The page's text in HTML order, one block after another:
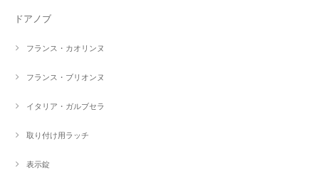
ドアノブ
フランス・カオリンヌ
フランス・ブリオンヌ
イタリア・ガルブセラ
取り付け用ラッチ
表示錠